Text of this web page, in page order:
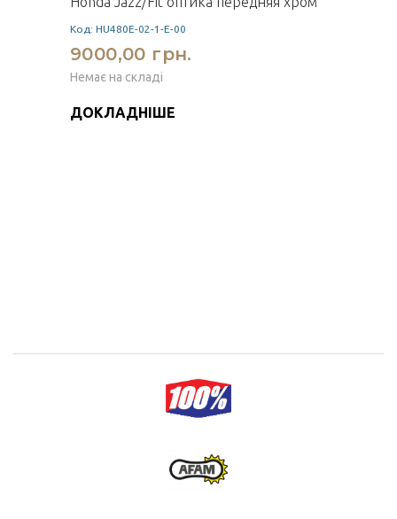
Код: HU480E-02-1-E-00
9000,00 грн.
Немає на складі
ДОКЛАДНІШЕ